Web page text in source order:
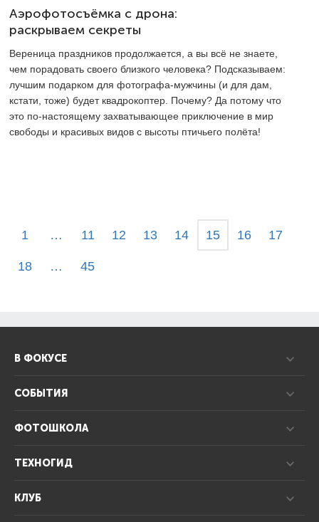
Аэрофотосъёмка с дрона:
раскрываем секреты
Вереница праздников продолжается, а вы всё не знаете,
чем порадовать своего близкого человека? Подсказываем:
лучшим подарком для фотографа-мужчины (и для дам,
кстати, тоже) будет квадрокоптер. Почему? Да потому что
это по-настоящему захватывающее приключение в мир
свободы и красивых видов с высоты птичьего полёта!
1 … 11 12 13 14 15 16 17
18 … 45
В ФОКУСЕ
СОБЫТИЯ
ФОТОШКОЛА
ТЕХНОГИД
КЛУБ